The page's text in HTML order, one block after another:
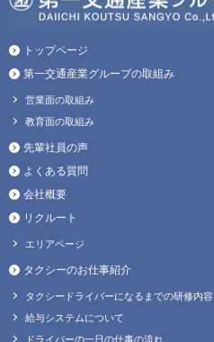
トップページ
第一交通産業グループの取組み
営業面の取組み
教育面の取組み
先輩社員の声
よくある質問
会社概要
リクルート
エリアページ
タクシーのお仕事紹介
タクシードライバーになるまでの研修内容
給与システムについて
ドライバーの一日の仕事の流れ